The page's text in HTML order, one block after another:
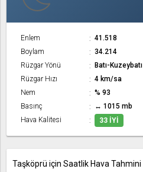
Enlem
41.518
Boylam
34.214
Rüzgar Yönü
Batı-Kuzeybatı
Rüzgar Hızı
4 km/sa
Nem
% 93
Basınç
↔ 1015 mb
Hava Kalitesi
33 İYI
Taşköprü için Saatlik Hava Tahmini